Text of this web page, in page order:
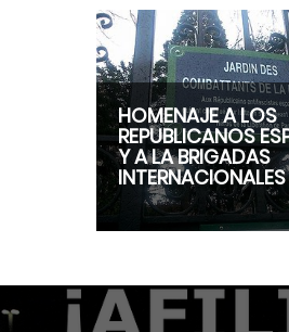
HOMENAJE A LOS
REPUBLICANOS
Y A LA BRIGADAS
INTERNACIONALES